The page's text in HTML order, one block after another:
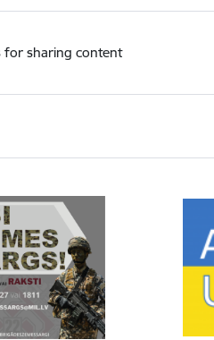
for sharing content